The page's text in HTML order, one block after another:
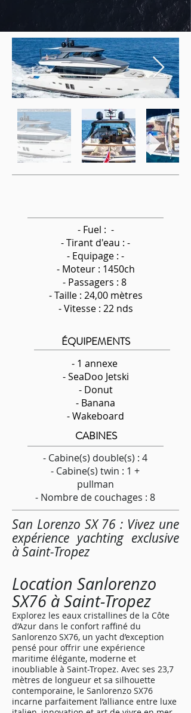
- Fuel : -
-Tirant d'eau : -
- Equipage : -
- Moteur : 1450ch
- Passagers : 8
- Taille : 24,00 mètres
- Vitesse : 22 nds
ÉQUIPEMENTS
- 1 annexe
- SeaDoo Jetski
- Donut
- Banana
- Wakeboard
CABINES
- Cabine(s) double(s) : 4
- Cabine(s) twin : 1 +
pullman
- Nombre de couchages : 8
San Lorenzo SX 76 : Vivez une
expérience yachting exclusive
à Saint-Tropez
Location Sanlorenzo
SX76 à Saint-Tropez
Explorez les eaux cristallines de la Côte
d’Azur dans le confort raffiné du
Sanlorenzo SX76, un yacht d’exception
pensé pour offrir une expérience
maritime élégante, moderne et
inoubliable à Saint-Tropez. Avec ses 23,7
mètres de longueur et sa silhouette
contemporaine, le Sanlorenzo SX76
incarne parfaitement l’alliance entre luxe